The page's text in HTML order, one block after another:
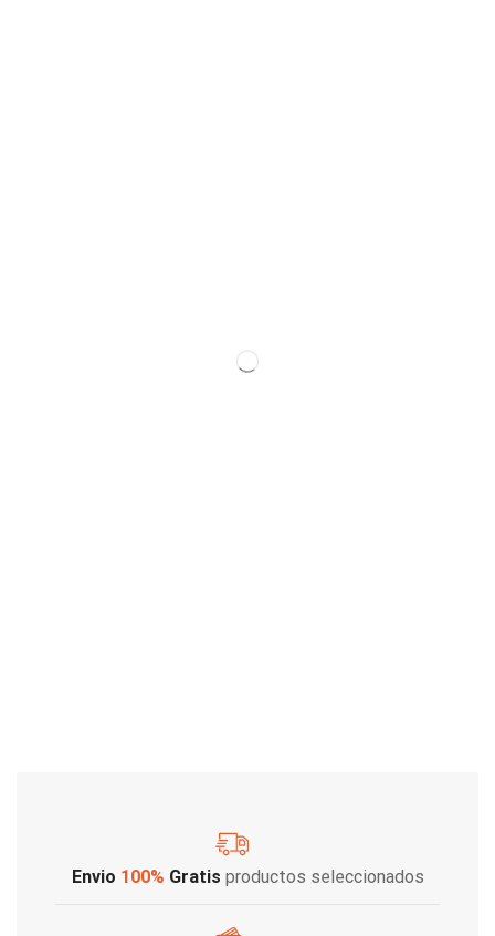
Envio 100% Gratis productos seleccionados